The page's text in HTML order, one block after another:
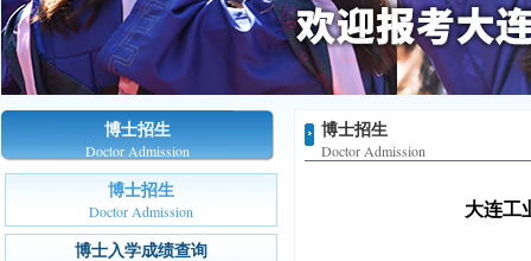
博士招生
Doctor Admission
博士招生
Doctor Admission
博士入学成绩查询
博士招生
Doctor Admission
大连工